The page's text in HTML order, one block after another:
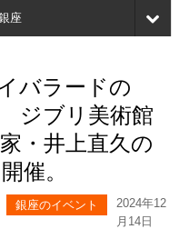
座
バラードの
ジブリ美術館
・井上直久の
催。
銀座のイベント
2024年12
月14日